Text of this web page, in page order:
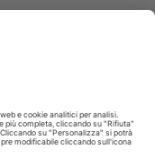
Leggi